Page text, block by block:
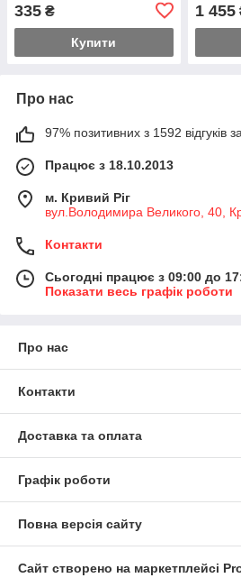
6v12v1500, 100-240V, Ток
заряду 6/12
335 ₴
Купити
1 455
Про нас
97% позитивних з 1592 відгуків
Працює з 18.10.2013
м. Кривий Ріг
вул.Володимира Великого, 40,
Контакти
Сьогодні працює з 09:00 до
Показати весь графік роботи
Про нас
Контакти
Доставка та оплата
Графік роботи
Повна версія сайту
Сайт створено на маркетплейсі